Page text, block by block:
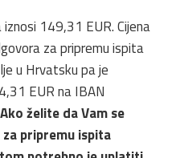
149,31 EUR. Cijena
za pripremu ispita
u Hrvatsku pa je
EUR na IBAN
Ako želite da Vam se
pripremu ispita